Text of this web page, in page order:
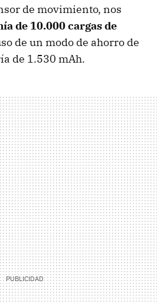
de movimiento, nos
de 10.000 cargas de
de un modo de ahorro de
de 1.530 mAh.